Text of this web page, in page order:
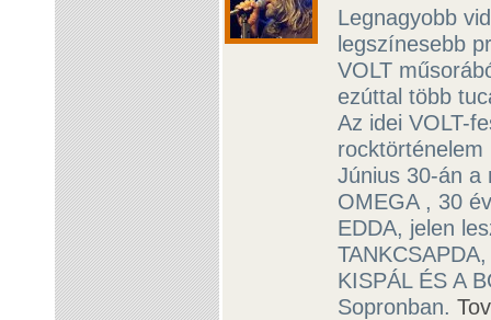
Legnagyobb
legszínesebb
VOLT
ezúttal több
Az idei VOLT-
Június 30-án a
OMEGA , 30
EDDA, jelen
KISPÁL ÉS A
Sopronban.